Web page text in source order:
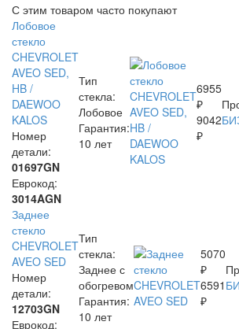
С этим товаром часто покупают
Лобовое
стекло
CHEVROLET
AVEO SED,
HB /
DAEWOO
KALOS
Номер
детали:
01697GN
Еврокод:
3014AGN
Тип
стекла:
Лобовое
Гарантия:
10 лет
6955
₽
9042
₽
Заднее
стекло
CHEVROLET
AVEO SED
Номер
детали:
12703GN
Еврокод:
Тип
стекла:
Заднее с
обогревом
Гарантия:
10 лет
5070
₽
6591
₽